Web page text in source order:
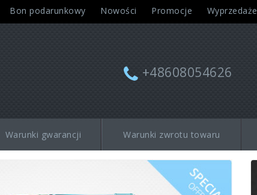
Bon podarunkowy Nowości Promocje Wyprzedaże
+48608054626
Warunki gwarancji Warunki zwrotu towaru